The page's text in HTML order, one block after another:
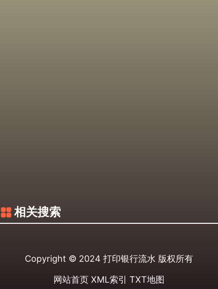
相关搜索
Copyright © 2024 打印银行流水 版权所有
网站首页 XML索引 TXT地图